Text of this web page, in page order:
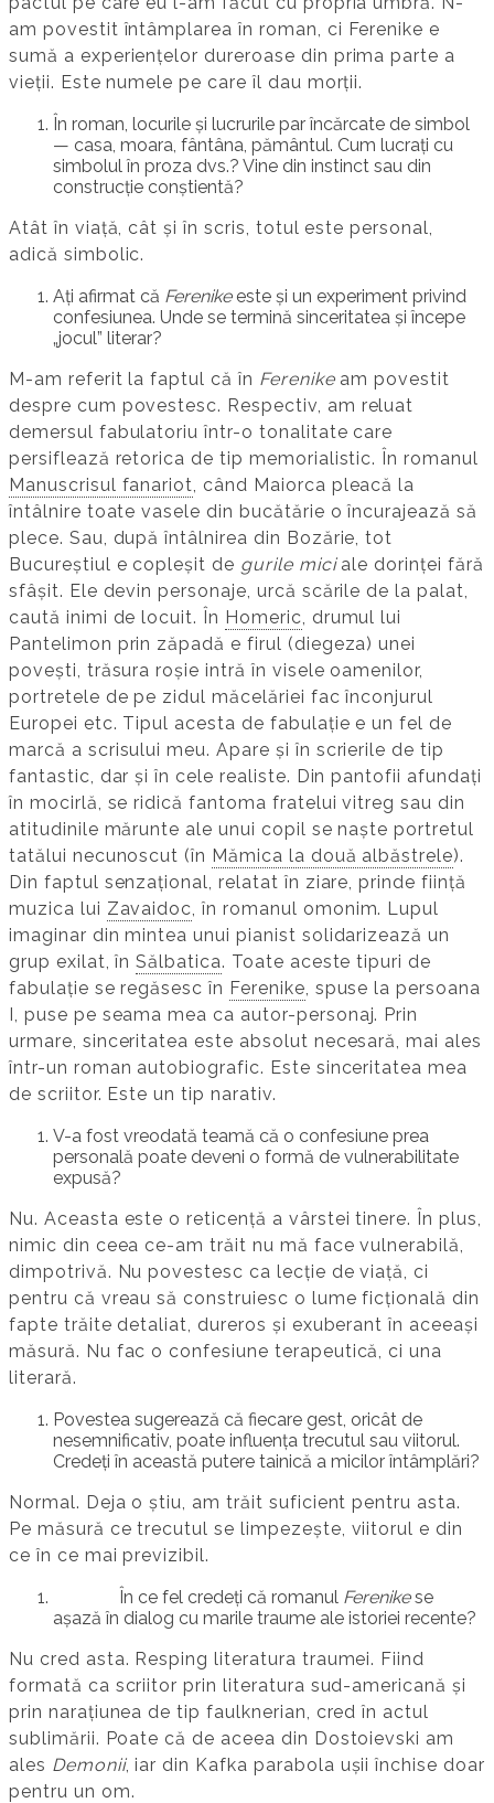
am povestit întâmplarea în roman, ci Ferenike e
sumă a experiențelor dureroase din prima parte a
vieții. Este numele pe care îl dau morții.
În roman, locurile și lucrurile par încărcate de simbol
— casa, moara, fântâna, pământul. Cum lucrați cu
simbolul în proza dvs.? Vine din instinct sau din
construcție conștientă?
Atât în viață, cât și în scris, totul este personal,
adică simbolic.
Ați afirmat că Ferenikeeste și un experiment privind
confesiunea. Unde se termină sinceritatea și începe
„jocul” literar?
M-am referit la faptul că în Ferenikeam povestit
despre cum povestesc. Respectiv, am reluat
demersul fabulatoriu într-o tonalitate care
persiflează retorica de tip memorialistic. În romanul
Manuscrisul fanariot
, când Maiorca pleacă la
întâlnire toate vasele din bucătărie o încurajează să
plece. Sau, după întâlnirea din Bozărie, tot
Bucureștiul e copleșit de gurile miciale dorinței fără
sfâșit. Ele devin personaje, urcă scările de la palat,
caută inimi de locuit. În Homeric , drumul lui
Pantelimon prin zăpadă e firul (diegeza) unei
povești, trăsura roșie intră în visele oamenilor,
portretele de pe zidul măcelăriei fac înconjurul
Europei etc. Tipul acesta de fabulație e un fel de
marcă a scrisului meu. Apare și în scrierile de tip
fantastic, dar și în cele realiste. Din pantofii afundați
în mocirlă, se ridică fantoma fratelui vitreg sau din
atitudinile mărunte ale unui copil se naște portretul
tatălui necunoscut (în Mămica la două albăstrele).
Din faptul senzațional, relatat în ziare, prinde ființă
muzica lui Zavaidoc , în romanul omonim. Lupul
imaginar din mintea unui pianist solidarizează un
grup exilat, înSălbatica. Toate aceste tipuri de
fabulație se regăsesc în Ferenike , spuse la persoana
I, puse pe seama mea ca autor-personaj. Prin
urmare, sinceritatea este absolut necesară, mai ales
într-un roman autobiografic. Este sinceritatea mea
de scriitor. Este un tip narativ.
V-a fost vreodată teamă că o confesiune prea
personală poate deveni o formă de vulnerabilitate
expusă?
Nu. Aceasta este o reticență a vârstei tinere. În plus,
nimic din ceea ce-am trăit nu mă face vulnerabilă,
dimpotrivă. Nu povestesc ca lecție de viață, ci
pentru că vreau să construiesc o lume ficțională din
fapte trăite detaliat, dureros și exuberant în aceeași
măsură. Nu fac o confesiune terapeutică, ci una
literară.
Povestea sugerează că fiecare gest, oricât de
nesemnificativ, poate influența trecutul sau viitorul.
Credeți în această putere tainică a micilor întâmplări?
Normal. Deja o știu, am trăit suficient pentru asta.
Pe măsură ce trecutul se limpezește, viitorul e din
ce în ce mai previzibil.
În ce fel credeți că romanul Ferenikese
așază în dialog cu marile traume ale istoriei recente?
Nu cred asta. Resping literatura traumei. Fiind
formată ca scriitor prin literatura sud-americană și
prin narațiunea de tip faulknerian, cred în actul
sublimării. Poate că de aceea din Dostoievski am
ales Demonii, iar din Kafka parabola ușii închise doar
pentru un om.